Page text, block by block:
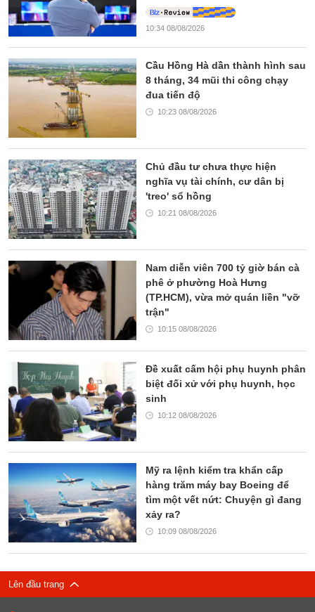
10:34 08/08/2026
Cầu Hồng Hà dần thành hình sau
8 tháng, 34 mũi thi công chạy
đua tiến độ
10:23 08/08/2026
Chủ đầu tư chưa thực hiện
nghĩa vụ tài chính, cư dân bị
'treo' sổ hồng
10:21 08/08/2026
Nam diễn viên 700 tỷ giờ bán cà
phê ở phường Hoà Hưng
(TP.HCM), vừa mở quán liền "vỡ
trận"
10:15 08/08/2026
Đề xuất cấm hội phụ huynh phân
biệt đối xử với phụ huynh, học
sinh
10:12 08/08/2026
Mỹ ra lệnh kiểm tra khẩn cấp
hàng trăm máy bay Boeing để
tìm một vết nứt: Chuyện gì đang
xảy ra?
10:09 08/08/2026
Lên đầu trang